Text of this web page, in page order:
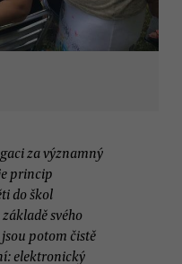
za významný
princip
do škol
svého
potom čistě
elektronický